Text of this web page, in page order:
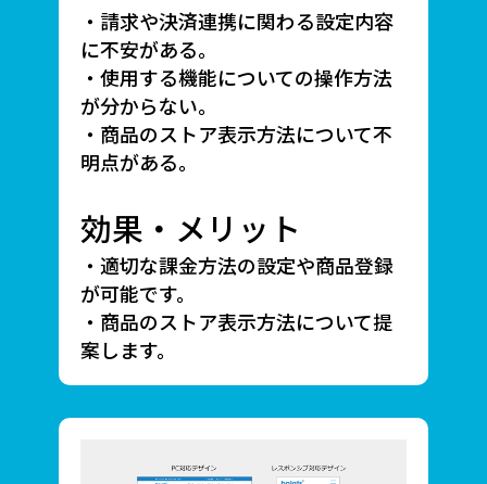
・請求や決済連携に関わる設定内容
に不安がある。
・使用する機能についての操作方法
が分からない。
・商品のストア表示方法について不
明点がある。
効果・メリット
・適切な課金方法の設定や商品登録
が可能です。
・商品のストア表示方法について提
案します。